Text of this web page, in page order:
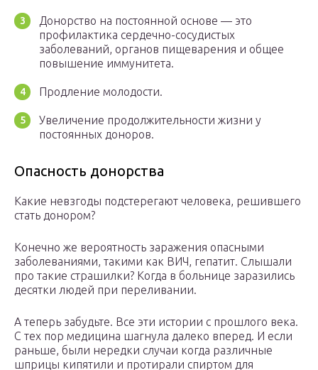
Донорство на постоянной основе — это
профилактика сердечно-сосудистых
заболеваний, органов пищеварения и общее
повышение иммунитета.
Продление молодости.
Увеличение продолжительности жизни у
постоянных доноров.
Опасность донорства
Какие невзгоды подстерегают человека, решившего
стать донором?
Конечно же вероятность заражения опасными
заболеваниями, такими как ВИЧ, гепатит. Слышали
про такие страшилки? Когда в больнице заразились
десятки людей при переливании.
А теперь забудьте. Все эти истории с прошлого века.
С тех пор медицина шагнула далеко вперед. И если
раньше, были нередки случаи когда различные
шприцы кипятили и протирали спиртом для